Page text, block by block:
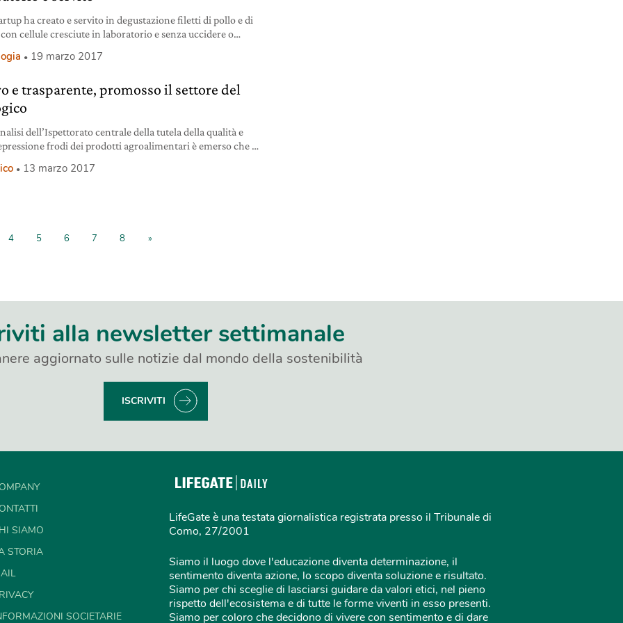
ha creato e servito in degustazione filetti di pollo e di
cellule cresciute in laboratorio e senza uccidere o
gli sviluppatori della startup Memphis Meats. La carne
e taglia gli svettanti costi
19 marzo 2017
e trasparente, promosso il settore del
dell’Ispettorato centrale della tutela della qualità e
frodi dei prodotti agroalimentari è emerso che il
13 marzo 2017
4 5 6 7 8 »
alla newsletter settimanale
aggiornato sulle notizie dal mondo della sostenibilità
ISCRIVITI
SIAMO
STORIA
SOCIETARIE
LifeGate è una testata giornalistica registrata presso il Tribunale di
Como, 27/2001
Siamo il luogo dove l'educazione diventa determinazione, il
sentimento diventa azione, lo scopo diventa soluzione e risultato.
Siamo per chi sceglie di lasciarsi guidare da valori etici, nel pieno
rispetto dell'ecosistema e di tutte le forme viventi in esso presenti.
Siamo per coloro che decidono di vivere con sentimento e di dare